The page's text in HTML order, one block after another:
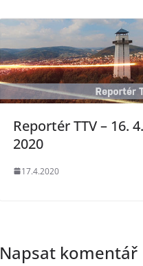
Reportér TTV – 16. 4.
2020
17.4.2020
Napsat komentář